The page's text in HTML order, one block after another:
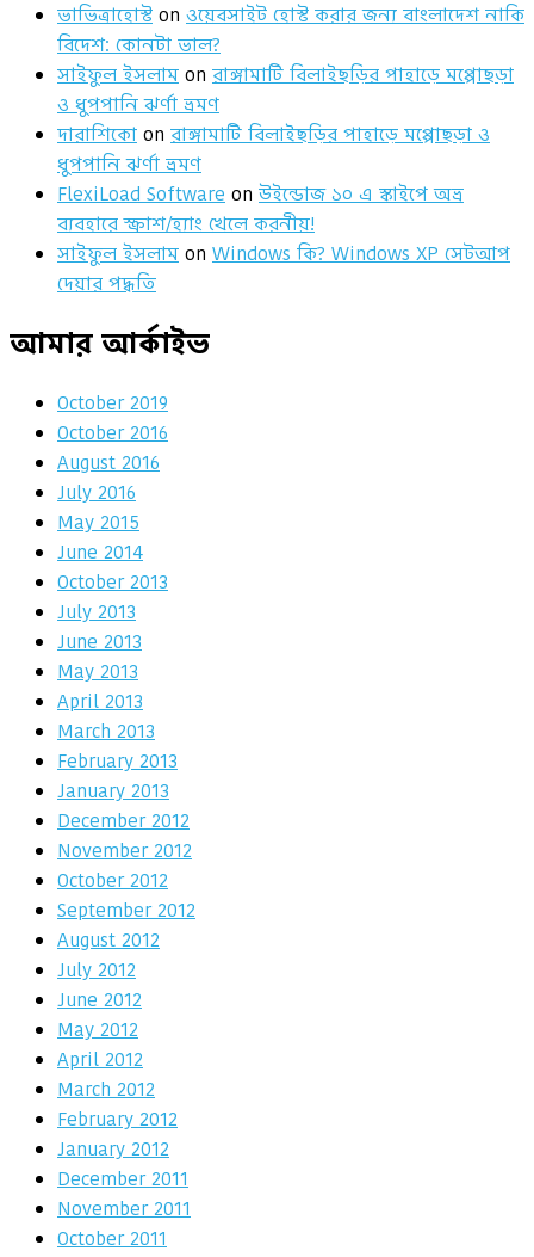
ভাভিত্রাহোস্ট on ওয়েবসাইট হোস্ট করার জন্য বাংলাদেশ নাকি
বিদেশ: কোনটা ভাল?
সাইফুল ইসলাম on রাঙ্গামাটি বিলাইছড়ির পাহাড়ে মপ্পোছড়া
ও ধুপপানি ঝর্ণা ভ্রমণ
দারাশিকো on রাঙ্গামাটি বিলাইছড়ির পাহাড়ে মপ্পোছড়া ও
ধুপপানি ঝর্ণা ভ্রমণ
FlexiLoad Software on উইন্ডোজ ১০ এ স্কাইপে অভ্র
ব্যবহারে স্ক্রাশ/হ্যাং খেলে করনীয়!
সাইফুল ইসলাম on Windows কি? Windows XP সেটআপ
দেয়ার পদ্ধতি
আমার আর্কাইভ
October 2019
October 2016
August 2016
July 2016
May 2015
June 2014
October 2013
July 2013
June 2013
May 2013
April 2013
March 2013
February 2013
January 2013
December 2012
November 2012
October 2012
September 2012
August 2012
July 2012
June 2012
May 2012
April 2012
March 2012
February 2012
January 2012
December 2011
November 2011
October 2011